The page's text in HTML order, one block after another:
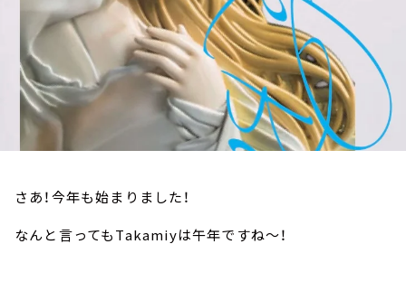
さあ！今年も始まりました！
なんと言ってもTakamiyは午年ですね～！